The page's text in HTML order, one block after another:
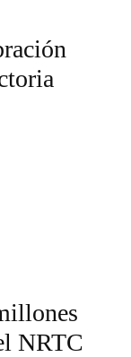
NRTC